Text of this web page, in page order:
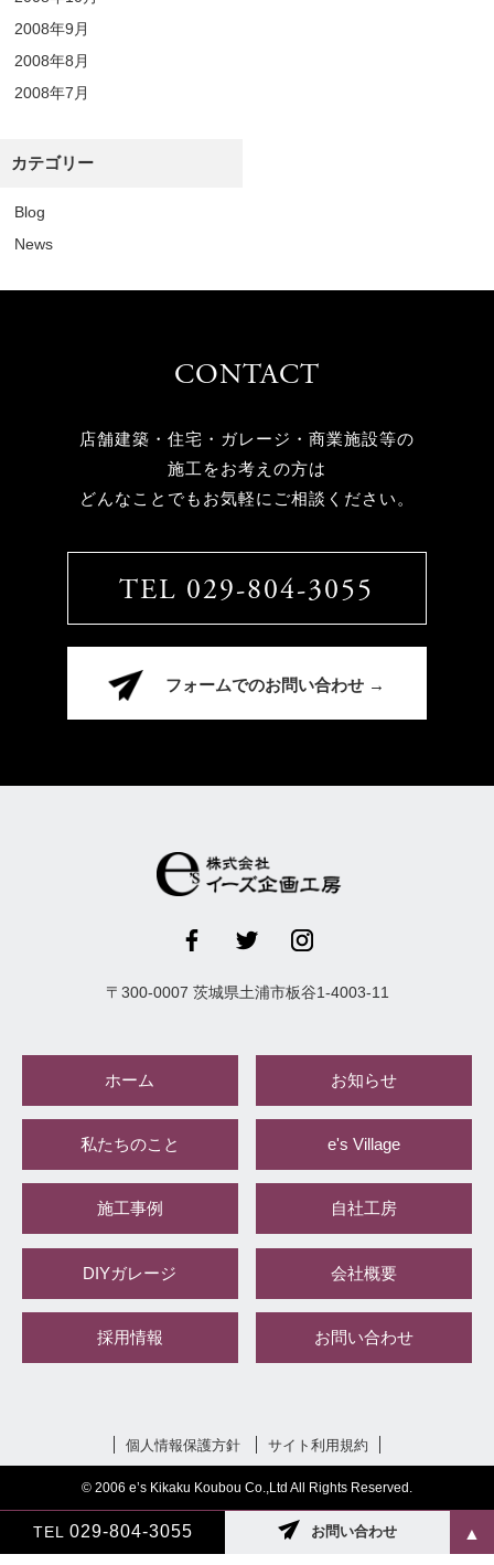
2008年9月
2008年8月
2008年7月
カテゴリー
Blog
News
CONTACT
店舗建築・住宅・ガレージ・商業施設等の
施工をお考えの方は
どんなことでもお気軽にご相談ください。
TEL 029-804-3055
フォームでのお問い合わせ →
TEL 029-804-3055 お問い合わせ ▲
〒 300-0007 茨城県土浦市板谷1-4003-11
ホーム お知らせ
私たちのこと e's Village
施工事例 自社工房
DIYガレージ 会社概要
採用情報 お問い合わせ
個人情報保護方針 サイト利用規約
© 2006 e’s Kikaku Koubou Co.,Ltd All Rights Reserved.